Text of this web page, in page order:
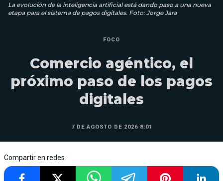
La evolución de la inteligencia artificial está dando paso a una nueva
etapa para el sistema de pagos digitales. Foto: Jorge Jara
FOCO
Comercio agéntico, el
próximo paso de los pagos
digitales
7 DE AGOSTO DE 2026 8:01
Compartir en redes